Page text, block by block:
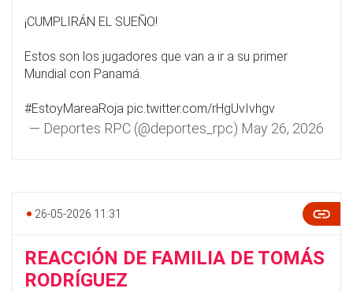
¡CUMPLIRÁN EL SUEÑO!
Estos son los jugadores que van a ir a su primer
Mundial con Panamá.
#EstoyMareaRoja pic.twitter.com/rHgUvIvhgv
— Deportes RPC (@deportes_rpc) May 26, 2026
26-05-2026 11:31
REACCIÓN DE FAMILIA DE TOMÁS
RODRÍGUEZ